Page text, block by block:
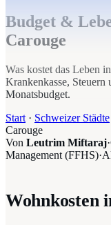
Budget &
Carouge
Was kostet das Leben
Krankenkasse,
Monatsbudget.
Start · Schweizer Städte
Carouge
Von Leutrim Miftaraj·
Management (FFHS)·
Wohnkosten